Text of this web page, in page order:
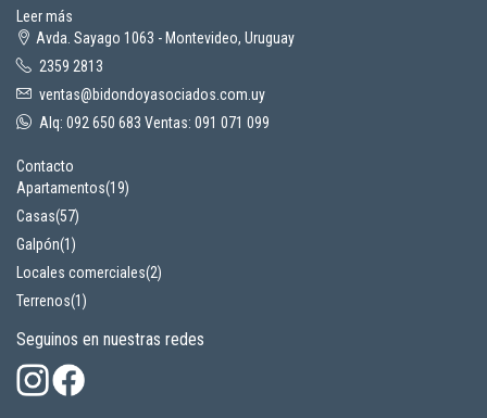
Leer más
Avda. Sayago 1063 - Montevideo, Uruguay
2359 2813
ventas@bidondoyasociados.com.uy
Alq: 092 650 683 Ventas: 091 071 099
Contacto
Apartamentos(19)
Casas(57)
Galpón(1)
Locales comerciales(2)
Terrenos(1)
Seguinos en nuestras redes